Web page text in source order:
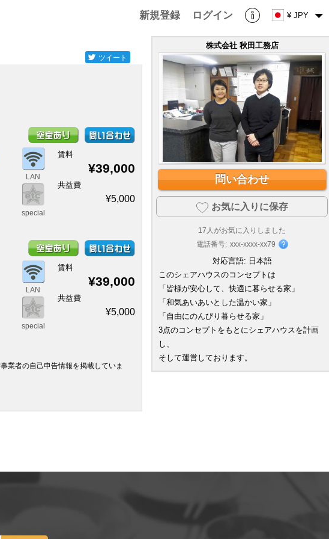
新規登録 ログイン ¥ JPY
ツイート
LAN
special
賃料
¥39,000
共益費
¥5,000
LAN
special
賃料
¥39,000
共益費
¥5,000
業者の自己申告情報を掲載していま
株式会社 秋田工務店
問い合わせ
お気に入りに保存
17 人がお気に入りしました
電話番号: xxx-xxxx-xx79
対応言語: 日本語
このシェアハウスのコンセプトは
「皆様が安心して、快適に暮らせる家」
「和気あいあいとした温かい家」
「自由にのんびり暮らせる家」
3点のコンセプトをもとにシェアハウスを計画
し、
そして運営しております。